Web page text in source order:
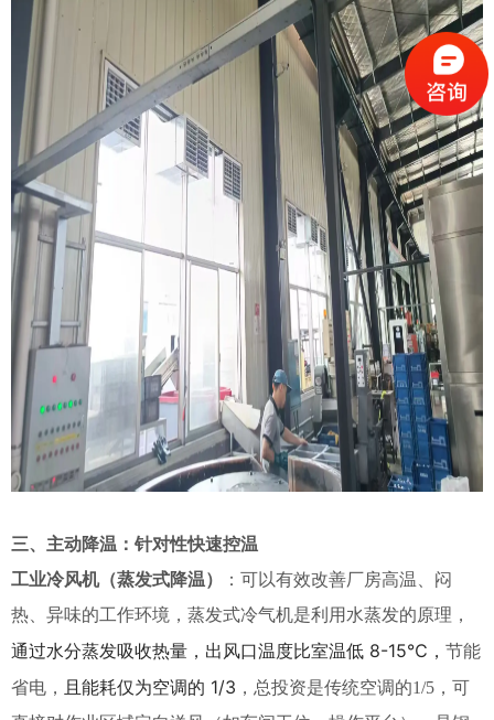
三、主动降温：针对性快速控温
工业冷风机（蒸发式降温）
：可以有效改善厂房高温、闷
热、异味的工作环境，蒸发式冷气机是利用水蒸发的原理，
通过水分蒸发吸收热量，出风口温度比室温低 8-15℃， 节能
省电， 且能耗仅为空调的 1/3 ，总投资是传统空调的1/5，可